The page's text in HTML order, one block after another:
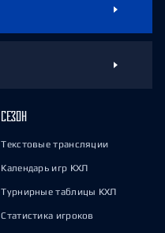
СЕЗОН
Текстовые трансляции
Календарь игр КХЛ
Турнирные таблицы КХЛ
Статистика игроков